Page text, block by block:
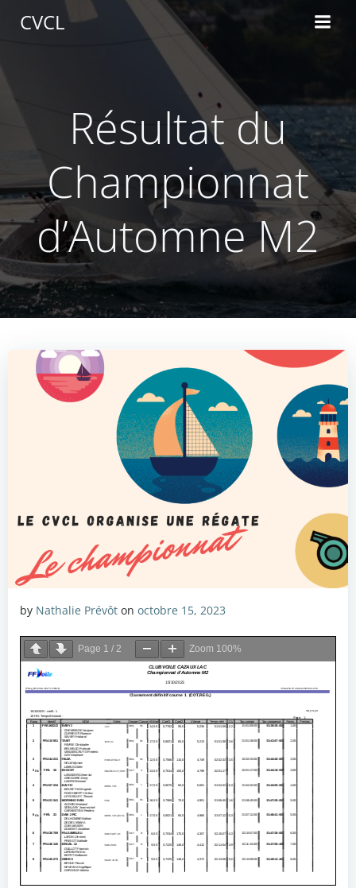
Aller
au
contenu
CVCL
Résultat du
Championnat
d’Automne M2
by Nathalie Prévôt on octobre 15, 2023
Page 1 / 2 Zoom 100%